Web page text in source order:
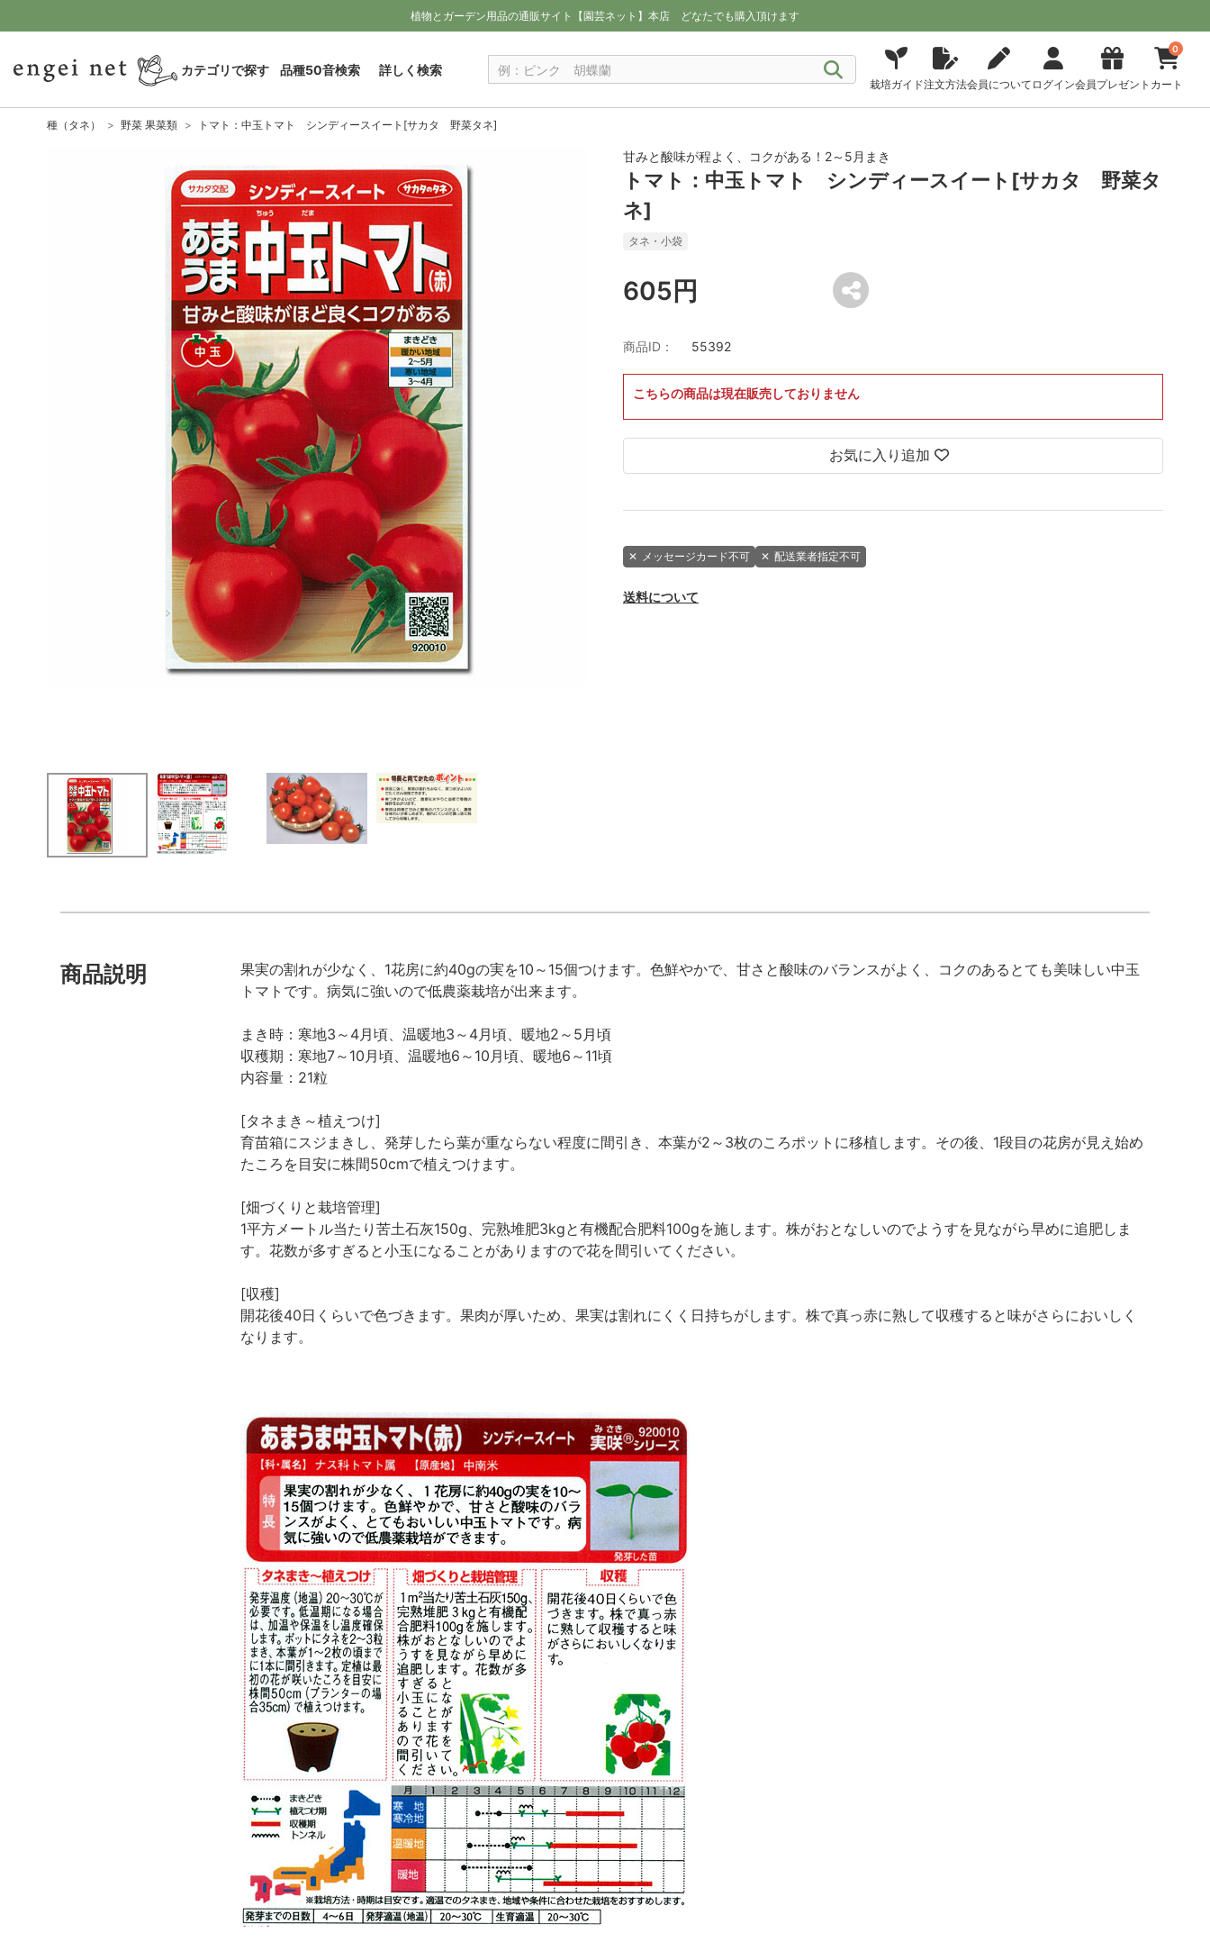
植物とガーデン用品の通販サイト【園芸ネット】本店 どなたでも購入頂けます
カテゴリで探す 品種50音検索 詳しく検索
栽培ガイド注文方法会員について ログイン会員プレゼント
0
カート
種（タネ） 野菜 果菜類 トマト：中玉トマト シンディースイート[サカタ 野菜タネ]
甘みと酸味が程よく、コクがある！2～5月まき
トマト：中玉トマト シンディースイート[サカタ 野菜タ
ネ]
タネ・小袋
605円
商品ID： 55392
こちらの商品は現在販売しておりません
お気に入り追加
✕ メッセージカード不可 ✕ 配送業者指定不可
送料について
商品説明
果実の割れが少なく、1花房に約40gの実を10～15個つけます。色鮮やかで、甘さと酸味のバランスがよく、コクのあるとても美味しい中玉
トマトです。病気に強いので低農薬栽培が出来ます。
まき時：寒地3～4月頃、温暖地3～4月頃、暖地2～5月頃
収穫期：寒地7～10月頃、温暖地6～10月頃、暖地6～11頃
内容量：21粒
[タネまき～植えつけ]
育苗箱にスジまきし、発芽したら葉が重ならない程度に間引き、本葉が2～3枚のころポットに移植します。その後、1段目の花房が見え始め
たころを目安に株間50cmで植えつけます。
[畑づくりと栽培管理]
1平方メートル当たり苦土石灰150g、完熟堆肥3kgと有機配合肥料100gを施します。株がおとなしいのでようすを見ながら早めに追肥しま
す。花数が多すぎると小玉になることがありますので花を間引いてください。
[収穫]
開花後40日くらいで色づきます。果肉が厚いため、果実は割れにくく日持ちがします。株で真っ赤に熟して収穫すると味がさらにおいしく
なります。